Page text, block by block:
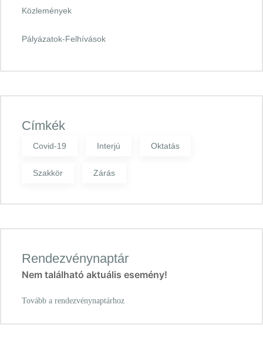
Közlemények
Pályázatok-Felhívások
Címkék
Covid-19 Interjú Oktatás
Szakkör Zárás
Rendezvénynaptár
Nem található aktuális esemény!
Tovább a rendezvénynaptárhoz